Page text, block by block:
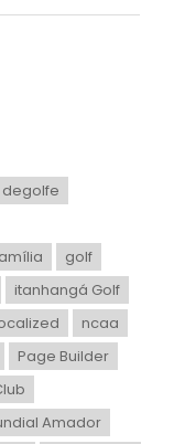
golf
itanhangá Golf
ncaa
Page Builder
Amador